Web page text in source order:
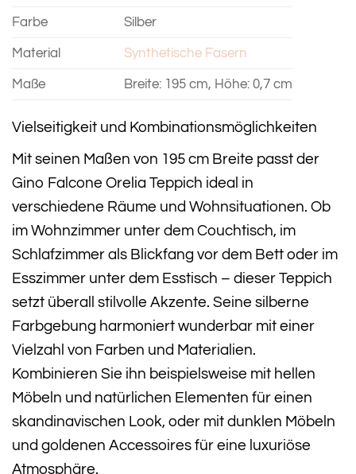
Farbe Silber
Material Synthetische Fasern
Maße Breite: 195 cm, Höhe: 0,7 cm
Vielseitigkeit und Kombinationsmöglichkeiten
Mit seinen Maßen von 195 cm Breite passt der
Gino Falcone Orelia Teppich ideal in
verschiedene Räume und Wohnsituationen. Ob
im Wohnzimmer unter dem Couchtisch, im
Schlafzimmer als Blickfang vor dem Bett oder im
Esszimmer unter dem Esstisch – dieser Teppich
setzt überall stilvolle Akzente. Seine silberne
Farbgebung harmoniert wunderbar mit einer
Vielzahl von Farben und Materialien.
Kombinieren Sie ihn beispielsweise mit hellen
Möbeln und natürlichen Elementen für einen
skandinavischen Look, oder mit dunklen Möbeln
und goldenen Accessoires für eine luxuriöse
Atmosphäre.